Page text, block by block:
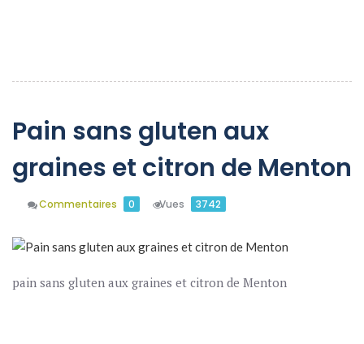
Pain sans gluten aux
graines et citron de Menton
Commentaires 0 Vues 3742
pain sans gluten aux graines et citron de Menton